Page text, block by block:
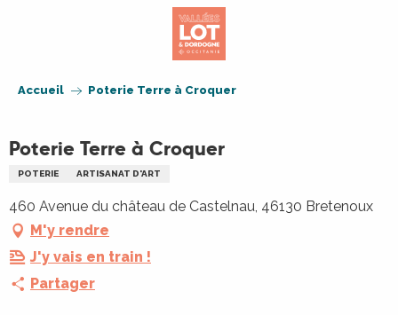
Accueil Poterie Terre à Croquer
Poterie Terre à Croquer
POTERIE ARTISANAT D'ART
460 Avenue du château de Castelnau, 46130 Bretenoux
M'y rendre
J'y vais en train !
Partager